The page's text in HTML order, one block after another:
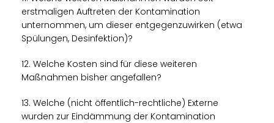
erstmaligen Auftreten der Kontamination
unternommen, um dieser entgegenzuwirken (etwa
Spülungen, Desinfektion)?
12. Welche Kosten sind für diese weiteren
Maßnahmen bisher angefallen?
13. Welche (nicht öffentlich-rechtliche) Externe
wurden zur Eindämmung der Kontamination